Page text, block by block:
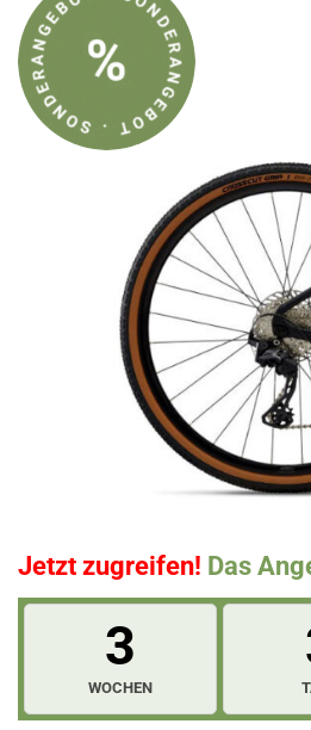
Jetzt zugreifen! Das
3
WOCHEN